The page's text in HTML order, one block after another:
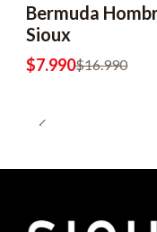
-53% OFF
Bermuda
Sioux
$7.990$16.990